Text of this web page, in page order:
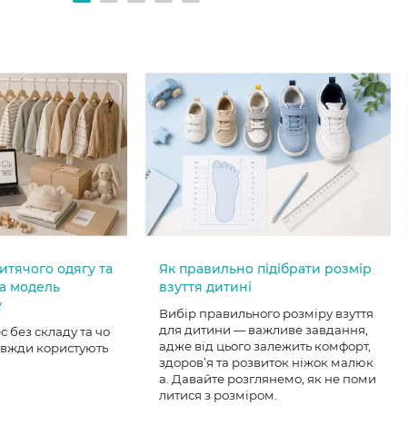
одягу та
модель
без складу та чо
користують
Як правильно підібрати розмір
взуття дитині
Вибір правильного розміру взуття
для дитини — важливе завдання,
адже від цього залежить комфорт,
здоров’я та розвиток ніжок малюк
а. Давайте розглянемо, як не поми
литися з розміром.